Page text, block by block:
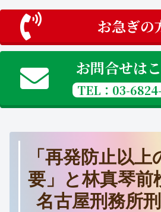
お急ぎの
お問合せは
TEL：03-
「再発防止以
要」と林真琴
名古屋刑務所